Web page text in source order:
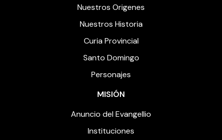
Nuestros Origenes
Nuestros Historia
Curia Provincial
Santo Domingo
Personajes
MISIÓN
Anuncio del Evangellio
Instituciones